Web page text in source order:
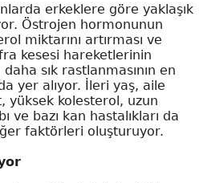
erkeklere göre yaklaşık
Östrojen hormonunun
miktarını artırması ve
kesesi hareketlerinin
sık rastlanmasının en
yer alıyor. İleri yaş, aile
yüksek kolesterol, uzun
ve bazı kan hastalıkları da
faktörleri oluşturuyor.